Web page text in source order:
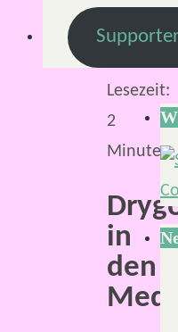
Lesezeit:
2
Minuten
in
den